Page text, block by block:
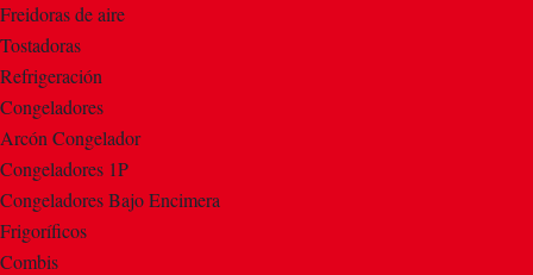
Freidoras de aire
Tostadoras
Refrigeración
Congeladores
Arcón Congelador
Congeladores 1P
Congeladores Bajo Encimera
Frigoríficos
Combis